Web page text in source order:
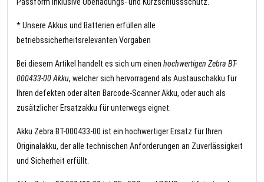
* Unsere Akkus und Batterien erfüllen alle
betriebssicherheitsrelevanten Vorgaben
Bei diesem Artikel handelt es sich um einen hochwertigen Zebra BT-
000433-00 Akku, welcher sich hervorragend als Austauschakku für
Ihren defekten oder alten Barcode-Scanner Akku, oder auch als
zusätzlicher Ersatzakku für unterwegs eignet.
Akku Zebra BT-000433-00 ist ein hochwertiger Ersatz für Ihren
Originalakku, der alle technischen Anforderungen an Zuverlässigkeit
und Sicherheit erfüllt.